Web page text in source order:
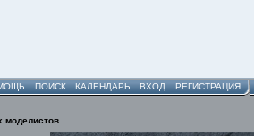
ПОИСК КАЛЕНДАРЬ ВХОД РЕГИСТРАЦИЯ
моделистов